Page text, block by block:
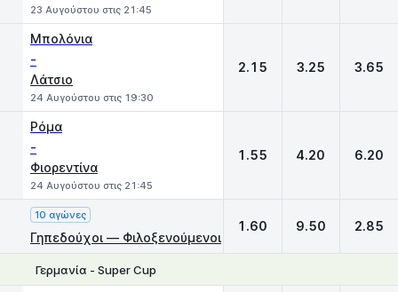
23 Αυγούστου στις 21:45
Μπολόνια
-
Λάτσιο
24 Αυγούστου στις 19:30
2.15 3.25 3.65
Ρόμα
-
Φιορεντίνα
24 Αυγούστου στις 21:45
1.55 4.20 6.20
10 αγώνες
Γηπεδούχοι — Φιλοξενούμενοι
1.60 9.50 2.85
Γερμανία - Super Cup